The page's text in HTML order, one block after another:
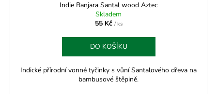
Indie Banjara Santal wood Aztec
Skladem
55 Kč / ks
DO KOŠÍKU
Indické přírodní vonné tyčinky s vůní Santalového dřeva na
bambusové štěpině.